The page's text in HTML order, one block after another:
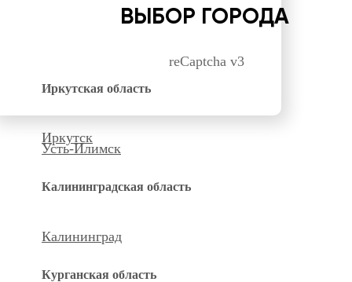
ВЫБОР ГОРОДА
reCaptcha v3
Иркутская область
Иркутск
Усть-Илимск
Калининградская область
Калининград
Курганская область